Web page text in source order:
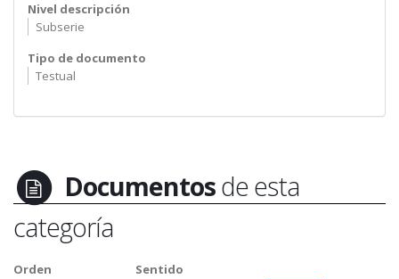
Nivel descripción
Subserie
Tipo de documento
Testual
Documentosde esta
categoría
Orden Sentido